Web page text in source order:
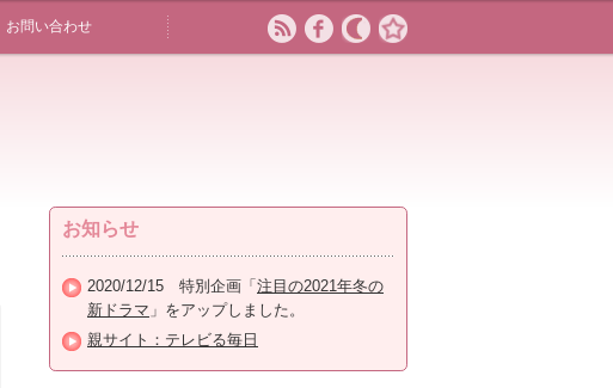
お問い合わせ
お知らせ
2020/12/15 特別企画「 注目の2021年冬の
新ドラマ 」をアップしました。
親サイト：テレビる毎日